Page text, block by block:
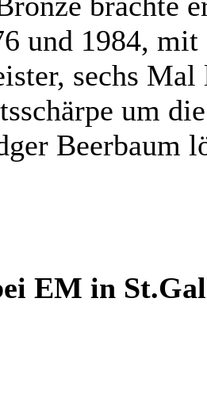
und 1984,
sechs
um
Beerbaum
EM in